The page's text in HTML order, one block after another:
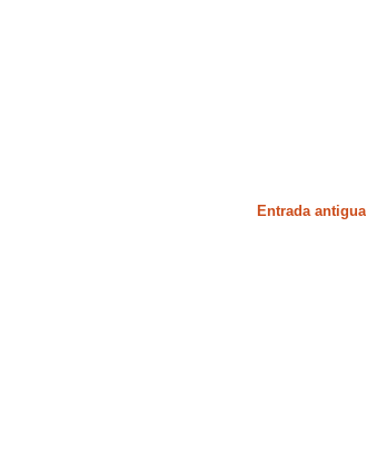
Entrada antigua